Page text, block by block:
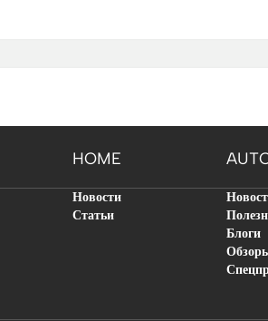
HOME
Новости
Статьи
Блоги